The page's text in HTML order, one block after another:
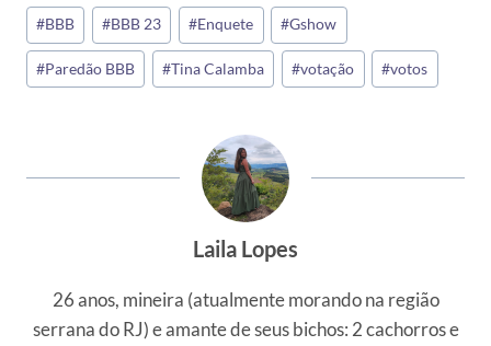
Tags
do
Post:
#BBB #BBB 23 #Enquete #Gshow
#Paredão BBB #Tina Calamba #votação #votos
Laila Lopes
26 anos, mineira (atualmente morando na região
serrana do RJ) e amante de seus bichos: 2 cachorros e